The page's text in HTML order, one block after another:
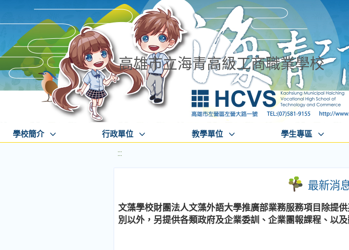
高雄市立海青高級工商職業學校
學校簡介 行政單位 教學單位 學生專區
:::
最新消
文藻學校財團法人文藻外語大學推廣部業務服務項目除提
別以外，另提供各類政府及企業委訓、企業團報課程、以